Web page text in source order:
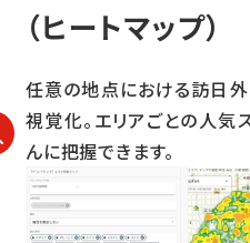
（ヒートマップ）
任意の地点における訪日
視覚化。エリアごとの人気
んに把握できます。